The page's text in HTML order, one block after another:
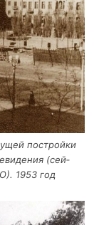
построй­ки
(сей­
1953 год